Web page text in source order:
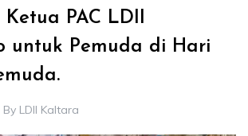
PAC LDII
untuk Pemuda di Hari
By LDII Kaltara